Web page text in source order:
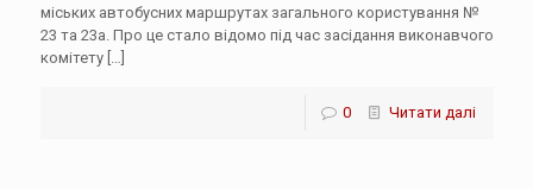
міських автобусних маршрутах загального користування №
23 та 23а. Про це стало відомо під час засідання виконавчого
комітету[…]
0 Читати далі